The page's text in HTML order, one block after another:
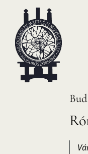
content
HANEMA – Hajdúsági